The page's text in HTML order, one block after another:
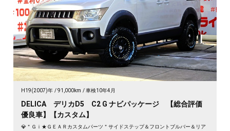
H19(2007)年 91,000km 車検10年4月
DELICA デリカD5 C2 G ナビパッケージ 【総合評価
優良車】【カスタム】
💎＂Ｇｉ★ＧＥＡＲカスタムパーツ＂サイドステップ＆フロントブルバー＆リア